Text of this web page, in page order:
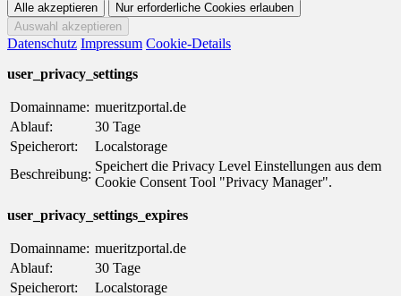
Datenschutz Impressum Cookie-Details
user_privacy_settings
Domainname: mueritzportal.de
Ablauf:
30 Tage
Speicherort:
Localstorage
Beschreibung:
Speichert die Privacy Level Einstellungen aus dem
Cookie Consent Tool "Privacy Manager".
user_privacy_settings_expires
Domainname: mueritzportal.de
Ablauf:
30 Tage
Speicherort:
Localstorage